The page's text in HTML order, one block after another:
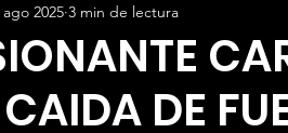
DE
ago 2025 3 min de lectura